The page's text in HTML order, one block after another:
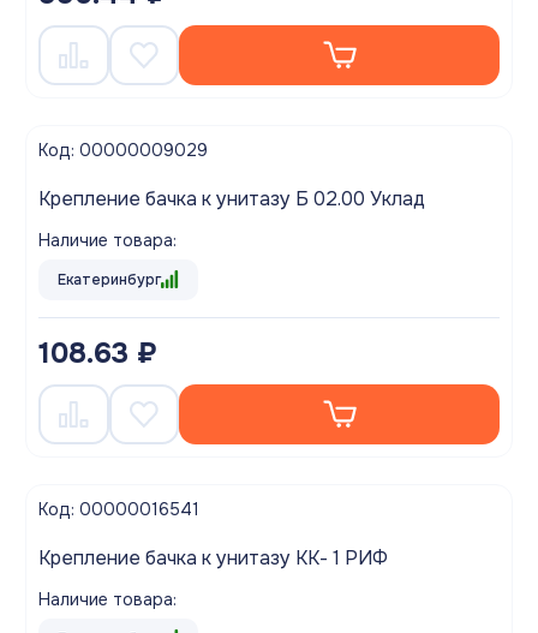
Код: 00000009029
Крепление бачка к унитазу Б 02.00 Уклад
Наличие товара:
Екатеринбург
108.63 ₽
Код: 00000016541
Крепление бачка к унитазу КК- 1 РИФ
Наличие товара: